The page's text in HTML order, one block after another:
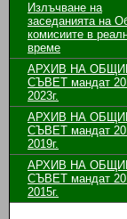
Излъчване на
заседанията на
комисиите в
време
АРХИВ НА
СЪВЕТ мандат
2023г.
АРХИВ НА
СЪВЕТ мандат
2019г.
АРХИВ НА
СЪВЕТ мандат
2015г.